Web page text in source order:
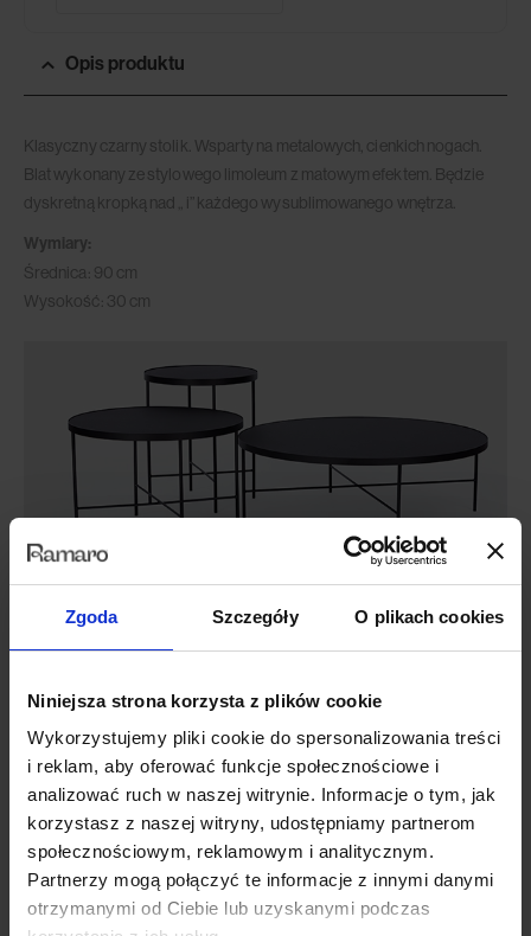
Zgoda Szczegóły O plikach cookies
Niniejsza strona korzysta z plików cookie
Wykorzystujemy pliki cookie do spersonalizowania treści
i reklam, aby oferować funkcje społecznościowe i
analizować ruch w naszej witrynie. Informacje o tym, jak
korzystasz z naszej witryny, udostępniamy partnerom
społecznościowym, reklamowym i analitycznym.
Partnerzy mogą połączyć te informacje z innymi danymi
otrzymanymi od Ciebie lub uzyskanymi podczas
Opis produktu
Klasyczny czarny stolik. Wsparty na metalowych, cienkich nogach.
Blat wykonany ze stylowego limoleum z matowym efektem. Będzie
dyskretną kropką nad „ i” każdego wysublimowanego wnętrza.
Wymiary:
Średnica: 90 cm
Wysokość: 30 cm
Model 3D
Opinie (0)